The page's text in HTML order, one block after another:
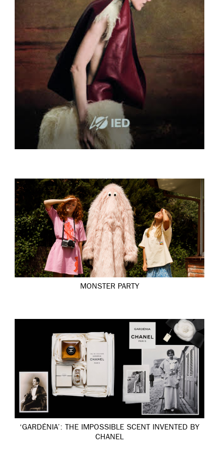
MONSTER PARTY
‘GARDÉNIA’: THE IMPOSSIBLE SCENT INVENTED BY
CHANEL